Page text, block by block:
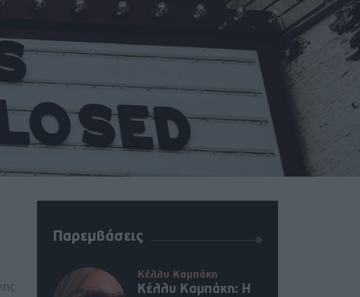
Παρεμβάσεις
Κέλλυ Καμπάκη
Κέλλυ Καμπάκη: Η